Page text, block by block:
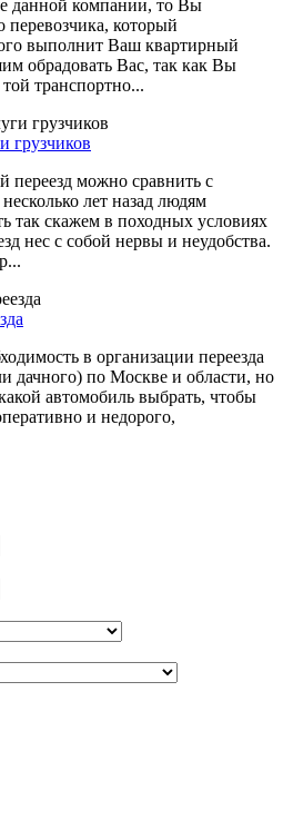
данной компании, то Вы
перевозчика, который
выполнит Ваш квартирный
обрадовать Вас, так как Вы
транспортно...
грузчиков
переезд можно сравнить с
лет назад людям
так скажем в походных условиях
нес с собой нервы и неудобства.
в организации переезда
дачного) по Москве и области, но
автомобиль выбрать, чтобы
и недорого,